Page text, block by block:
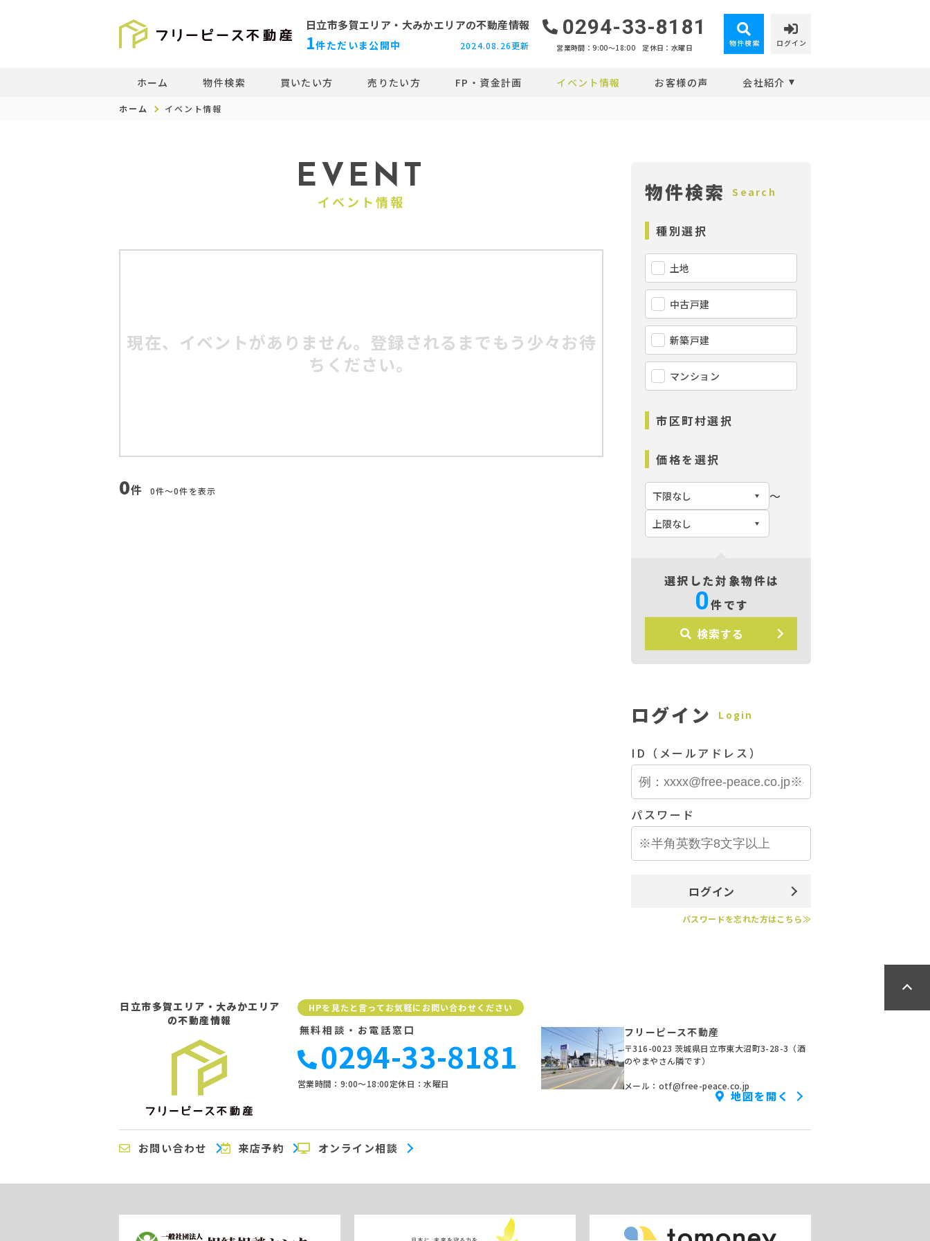
日立市多賀エリア・大みかエリアの不動産情報
1件ただいま公開中 2024.08.26更新
0294-33-8181
営業時間：9:00〜18:00 定休日：水曜日 物件検索 ログイン
ホーム 物件検索 買いたい方 売りたい方 FP・資金計画 イベント情報 お客様の声 会社紹介
ホーム イベント情報
EVENT
イベント情報
現在、イベントがありません。登録されるまでもう少々お待
ちください。
0件 0件〜0件を表示
物件検索 Search
種別選択
土地
中古戸建
新築戸建
マンション
市区町村選択
価格を選択
〜
選択した対象物件は
0件です
検索する
ログイン Login
ID（メールアドレス）
パスワード
ログイン
パスワードを忘れた方はこちら≫
日立市多賀エリア・大みかエリア
の不動産情報
HPを見たと言ってお気軽にお問い合わせください
無料相談・お電話窓口
0294-33-8181
営業時間：9:00〜18:00定休日：水曜日
フリーピース不動産
〒316-0023 茨城県日立市東大沼町3-28-3（酒
のやまやさん隣です）
メール：otf@free-peace.co.jp
地図を開く
お問い合わせ 来店予約 オンライン相談